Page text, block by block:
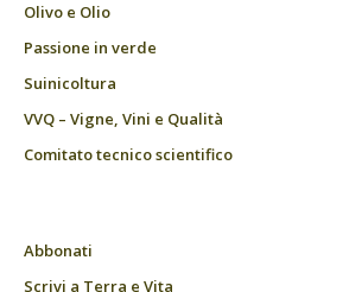
Olivo e Olio
Passione in verde
Suinicoltura
VVQ – Vigne, Vini e Qualità
Comitato tecnico scientifico
Abbonati
Scrivi a Terra e Vita